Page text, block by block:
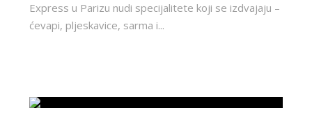
Express u Parizu nudi specijalitete koji se izdvajaju –
ćevapi, pljeskavice, sarma i...